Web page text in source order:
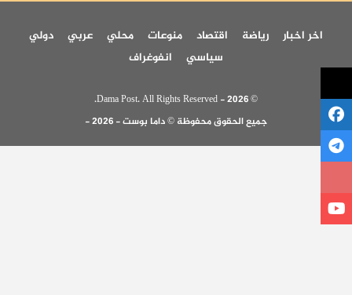
اخر اخبار رياضة اقتصاد منوعات محلي عربي
دولي
سياسي
انفوغراف
© 2026 - Dama Post. All Rights Reserved.
جميع الحقوق محفوظة © داما بوست - 2026 -